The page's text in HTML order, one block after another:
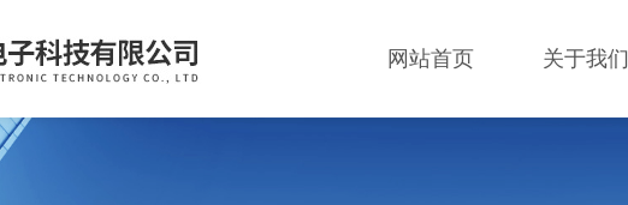
网站首页 关于我们